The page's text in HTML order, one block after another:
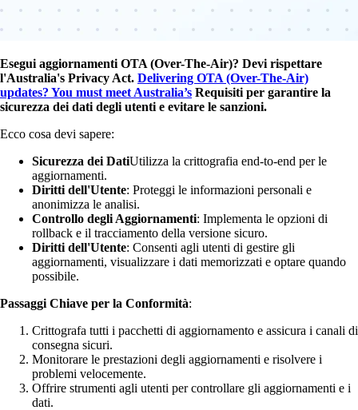
Esegui aggiornamenti OTA (Over-The-Air)? Devi rispettare
l'Australia's Privacy Act. Delivering OTA (Over-The-Air)
updates? You must meet Australia’s Requisiti per garantire la
sicurezza dei dati degli utenti e evitare le sanzioni.
Ecco cosa devi sapere:
Sicurezza dei DatiUtilizza la crittografia end-to-end per le
aggiornamenti.
Diritti dell'Utente: Proteggi le informazioni personali e
anonimizza le analisi.
Controllo degli Aggiornamenti: Implementa le opzioni di
rollback e il tracciamento della versione sicuro.
Diritti dell'Utente: Consenti agli utenti di gestire gli
aggiornamenti, visualizzare i dati memorizzati e optare quando
possibile.
Passaggi Chiave per la Conformità:
Crittografa tutti i pacchetti di aggiornamento e assicura i canali di
consegna sicuri.
Monitorare le prestazioni degli aggiornamenti e risolvere i
problemi velocemente.
Offrire strumenti agli utenti per controllare gli aggiornamenti e i
dati.